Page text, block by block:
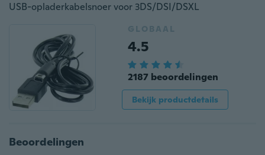
USB-opladerkabelsnoer voor 3DS/DSI/DSXL
GLOBAAL
4.5
2187 beoordelingen
Bekijk productdetails
Beoordelingen